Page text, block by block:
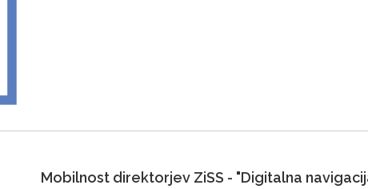
Mobilnost direktorjev ZiSS - "Digitalna